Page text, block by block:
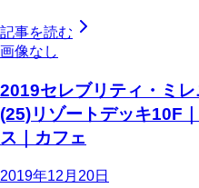
記事を読む
画像なし
2019セレブリティ・ミ
(25)リゾートデッキ10F
ス｜カフェ
2019年12月20日